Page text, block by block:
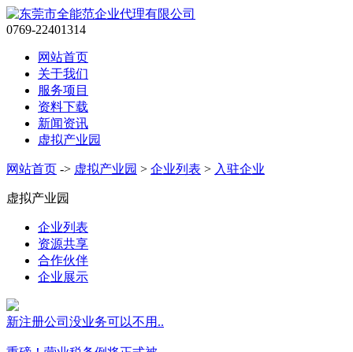
0769-22401314
网站首页
关于我们
服务项目
资料下载
新闻资讯
虚拟产业园
网站首页 -> 虚拟产业园 > 企业列表 > 入驻企业
虚拟产业园
企业列表
资源共享
合作伙伴
企业展示
新注册公司没业务可以不用..